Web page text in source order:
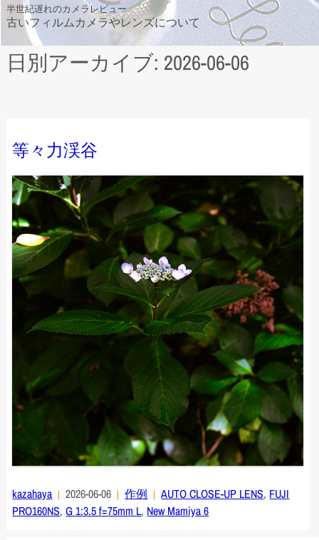
Skip
to
content
半世紀遅れのカメラレビュー
古いフィルムカメラやレンズについて
日別アーカイブ: 2026-06-06
等々力渓谷
kazahaya 2026-06-06 作例 AUTO CLOSE-UP LENS, FUJI
PRO160NS,G 1:3.5 f=75mm L, New Mamiya 6